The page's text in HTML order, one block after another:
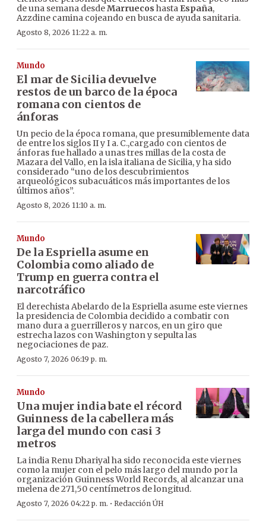
de una semana desdeMarruecos hasta España,
Azzdine camina cojeando en busca de ayuda sanitaria.
Agosto 8, 2026 11:22 a. m.
Mundo
El mar de Sicilia devuelve
restos de un barco de la época
romana con cientos de
ánforas
Un pecio de la época romana, que presumiblemente data
de entre los siglos II y I a. C.,cargado con cientos de
ánforas fue hallado a unas tres millas de la costa de
Mazara del Vallo, en la isla italiana de Sicilia, y ha sido
considerado “uno de los descubrimientos
arqueológicos subacuáticos más importantes de los
últimos años”.
Agosto 8, 2026 11:10 a. m.
Mundo
De la Espriella asume en
Colombia como aliado de
Trump en guerra contra el
narcotráfico
El derechista Abelardo de la Espriella asume este viernes
la presidencia de Colombia decidido a combatir con
mano dura a guerrilleros y narcos, en un giro que
estrecha lazos con Washington y sepulta las
negociaciones de paz.
Agosto 7, 2026 06:19 p. m.
Mundo
Una mujer india bate el récord
Guinness de la cabellera más
larga del mundo con casi 3
metros
La india Renu Dhariyal ha sido reconocida este viernes
como la mujer con el pelo más largo del mundo por la
organización Guinness World Records, al alcanzar una
melena de 271,50 centímetros de longitud.
Agosto 7, 2026 04:22 p. m. · Redacción ÚH